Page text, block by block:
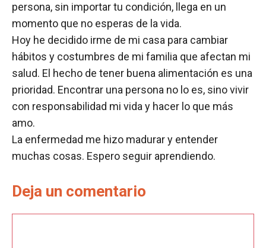
persona, sin importar tu condición, llega en un
momento que no esperas de la vida.
Hoy he decidido irme de mi casa para cambiar
hábitos y costumbres de mi familia que afectan mi
salud. El hecho de tener buena alimentación es una
prioridad. Encontrar una persona no lo es, sino vivir
con responsabilidad mi vida y hacer lo que más
amo.
La enfermedad me hizo madurar y entender
muchas cosas. Espero seguir aprendiendo.
Deja un comentario